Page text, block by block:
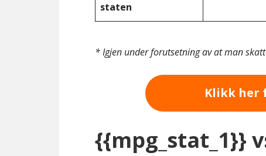
staten
* Igjen under forutsetning av at man
Klikk her
{{mpg_stat_1}}